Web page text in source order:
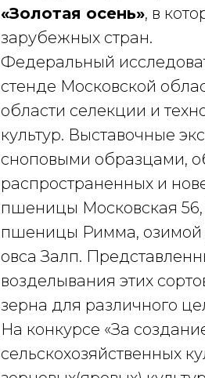
«Золотая осень», в
зарубежных стран.
Федеральный
стенде Московской
области селекции и
культур. Выставочные
сноповыми образцами,
распространенных и
пшеницы Московская
пшеницы Римма, озимой
овса Залп.
возделывания этих
зерна для различного
На конкурсе «За
сельскохозяйственных